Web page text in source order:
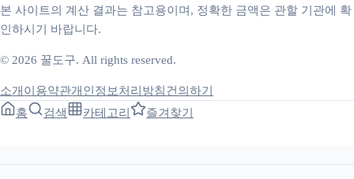
본 사이트의 계산 결과는 참고용이며, 정확한 금액은 관할 기관에 확
인하시기 바랍니다.
© 2026 꿀도구. All rights reserved.
소개 이용약관개인정보처리방침건의하기
홈
검색 카테고리 즐겨찾기